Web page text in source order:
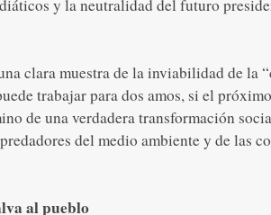
y la neutralidad del futuro
clara muestra de la inviabilidad de la
trabajar para dos amos, si el
de una verdadera transformación
del medio ambiente y de las
al pueblo